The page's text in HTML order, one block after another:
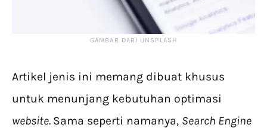
GAMBAR DARI UNSPLASH
Artikel jenis ini memang dibuat khusus
untuk menunjang kebutuhan optimasi
website. Sama seperti namanya, Search Engine